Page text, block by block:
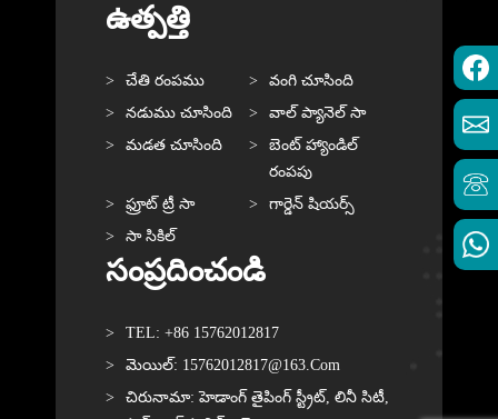
ఉత్పత్తి
చేతి రంపము
వంగి చూసింది
నడుము చూసింది
వాల్ ప్యానెల్ సా
మడత చూసింది
బెంట్ హ్యాండిల్
రంపపు
ఫ్రూట్ ట్రీ సా
గార్డెన్ షియర్స్
సా సికిల్
సంప్రదించండి
TEL: +86 15762012817
మెయిల్: 15762012817@163.com
చిరునామా: హెడాంగ్ తైపింగ్ స్ట్రీట్, లినీ సిటీ,